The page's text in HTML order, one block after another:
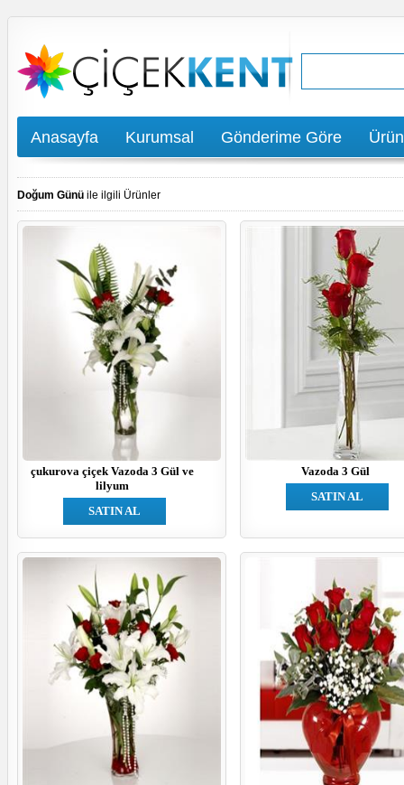
Anasayfa Kurumsal Gönderime Göre
Doğum Günü ile ilgili Ürünler
çukurova çiçek Vazoda 3 Gül ve
lilyum
SATIN AL
Vazoda 3 Gül
SATIN AL